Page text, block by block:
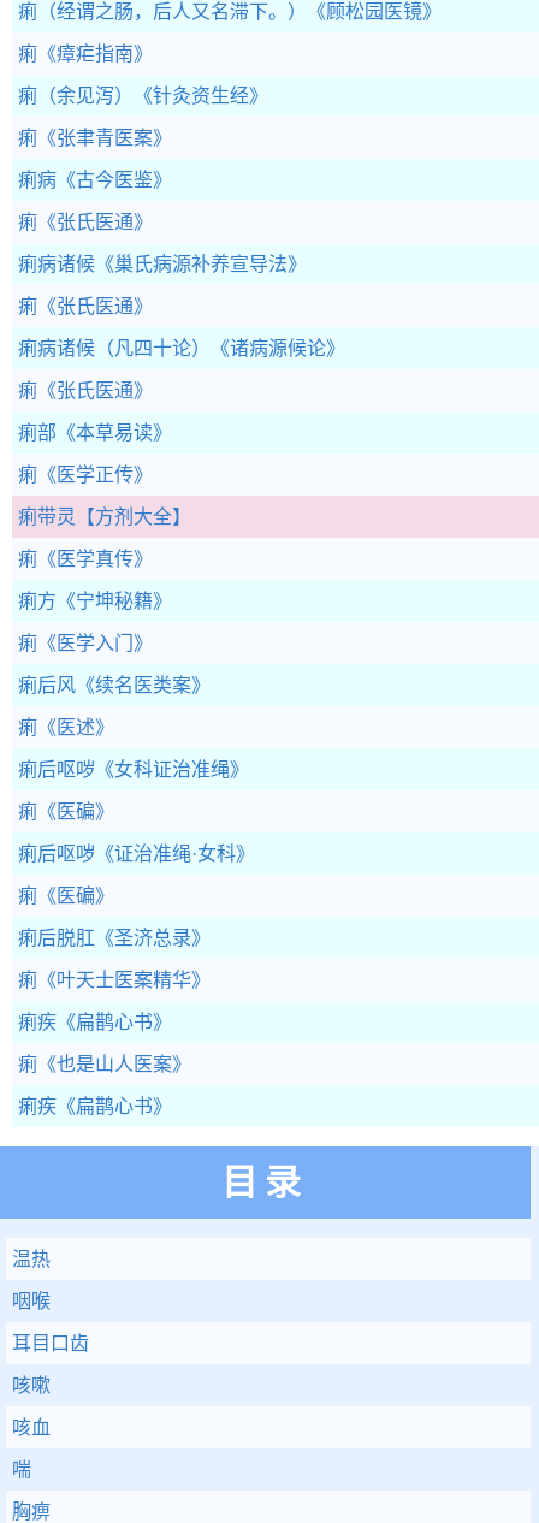
痢（经谓之肠，后人又名滞下。） 《顾松园医镜》
痢 《瘴疟指南》
痢（余见泻） 《针灸资生经》
痢 《张聿青医案》
痢病 《古今医鉴》
痢 《张氏医通》
痢病诸候 《巢氏病源补养宣导法》
痢 《张氏医通》
痢病诸候（凡四十论） 《诸病源候论》
痢 《张氏医通》
痢部 《本草易读》
痢 《医学正传》
痢带灵 【方剂大全】
痢 《医学真传》
痢方 《宁坤秘籍》
痢 《医学入门》
痢后风 《续名医类案》
痢 《医述》
痢后呕哕 《女科证治准绳》
痢 《医碥》
痢后呕哕 《证治准绳·女科》
痢 《医碥》
痢后脱肛 《圣济总录》
痢 《叶天士医案精华》
痢疾 《扁鹊心书》
痢 《也是山人医案》
痢疾 《扁鹊心书》
目录
温热
咽喉
耳目口齿
咳嗽
咳血
喘
胸痹